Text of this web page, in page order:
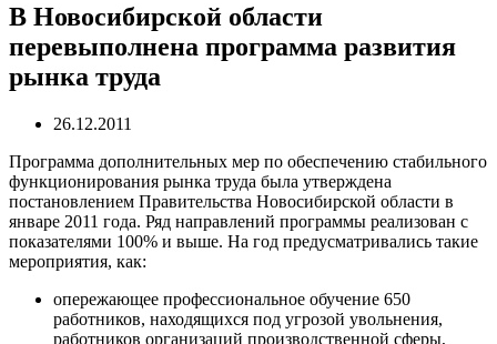
В Новосибирской области
перевыполнена программа развития
рынка труда
26.12.2011
Программа дополнительных мер по обеспечению стабильного
функционирования рынка труда была утверждена
постановлением Правительства Новосибирской области в
январе 2011 года. Ряд направлений программы реализован с
показателями 100% и выше. На год предусматривались такие
мероприятия, как:
опережающее профессиональное обучение 650
работников, находящихся под угрозой увольнения,
работников организаций производственной сферы,